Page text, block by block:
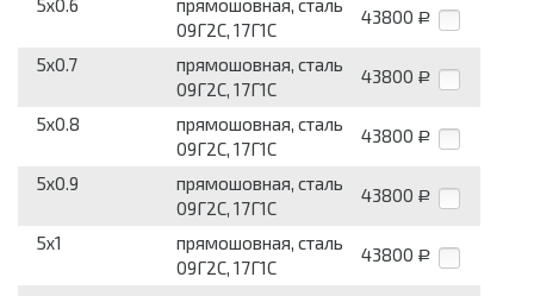
5x0.6
прямошовная, сталь
09Г2С, 17Г1С
43800 Р
5x0.7
прямошовная, сталь
09Г2С, 17Г1С
43800 Р
5x0.8
прямошовная, сталь
09Г2С, 17Г1С
43800 Р
5x0.9
прямошовная, сталь
09Г2С, 17Г1С
43800 Р
5x1
прямошовная, сталь
09Г2С, 17Г1С
43800 Р